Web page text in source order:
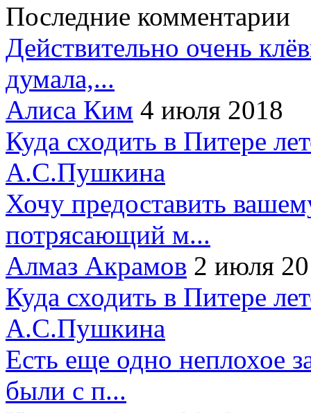
Последние комментарии
Действительно очень
думала,...
Алиса Ким 4 июля 2018
Куда сходить в Питере
А.С.Пушкина
Хочу предоставить
потрясающий м...
Алмаз Акрамов 2 июля
Куда сходить в Питере
А.С.Пушкина
Есть еще одно неплохое
были с п...